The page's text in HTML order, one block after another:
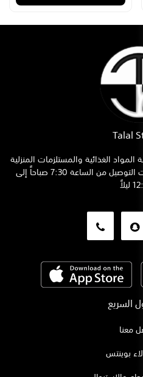
Talal
الغذائية والمستلزمات المنزلية
بجودة عالية وبأسعار مميزة . أوقات التوصيل من الساعة 7:30 صباحاً إلى
السريع
معنا
بوينتس